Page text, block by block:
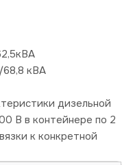
кВА
дизельной
В в контейнере по 2
к конкретной